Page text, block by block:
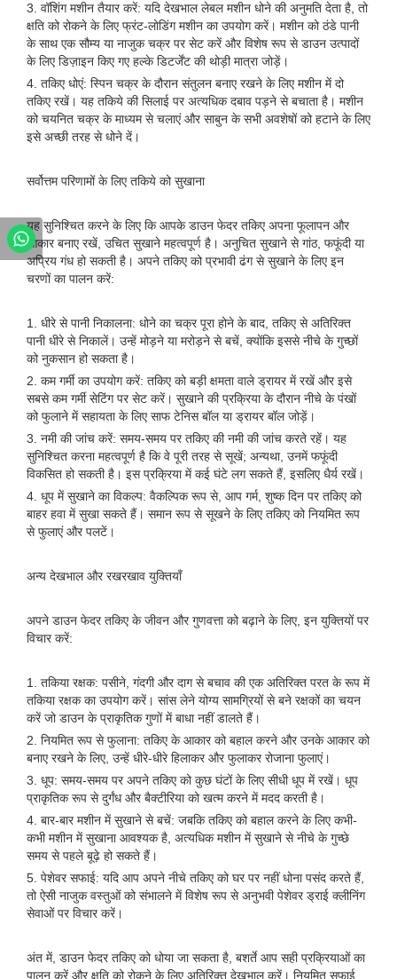
3. वॉशिंग मशीन तैयार करें: यदि देखभाल लेबल मशीन धोने की अनुमति देता है, तो
क्षति को रोकने के लिए फ्रंट-लोडिंग मशीन का उपयोग करें। मशीन को ठंडे पानी
के साथ एक सौम्य या नाजुक चक्र पर सेट करें और विशेष रूप से डाउन उत्पादों
के लिए डिज़ाइन किए गए हल्के डिटर्जेंट की थोड़ी मात्रा जोड़ें।
4. तकिए धोएं: स्पिन चक्र के दौरान संतुलन बनाए रखने के लिए मशीन में दो
तकिए रखें। यह तकिये की सिलाई पर अत्यधिक दबाव पड़ने से बचाता है। मशीन
को चयनित चक्र के माध्यम से चलाएं और साबुन के सभी अवशेषों को हटाने के लिए
इसे अच्छी तरह से धोने दें।
सर्वोत्तम परिणामों के लिए तकिये को सुखाना
यह सुनिश्चित करने के लिए कि आपके डाउन फेदर तकिए अपना फूलापन और
आकार बनाए रखें, उचित सुखाने महत्वपूर्ण है। अनुचित सुखाने से गांठ, फफूंदी या
अप्रिय गंध हो सकती है। अपने तकिए को प्रभावी ढंग से सुखाने के लिए इन
चरणों का पालन करें:
1. धीरे से पानी निकालना: धोने का चक्र पूरा होने के बाद, तकिए से अतिरिक्त
पानी धीरे से निकालें। उन्हें मोड़ने या मरोड़ने से बचें, क्योंकि इससे नीचे के गुच्छों
को नुकसान हो सकता है।
2. कम गर्मी का उपयोग करें: तकिए को बड़ी क्षमता वाले ड्रायर में रखें और इसे
सबसे कम गर्मी सेटिंग पर सेट करें। सुखाने की प्रक्रिया के दौरान नीचे के पंखों
को फुलाने में सहायता के लिए साफ टेनिस बॉल या ड्रायर बॉल जोड़ें।
3. नमी की जांच करें: समय-समय पर तकिए की नमी की जांच करते रहें। यह
सुनिश्चित करना महत्वपूर्ण है कि वे पूरी तरह से सूखें; अन्यथा, उनमें फफूंदी
विकसित हो सकती है। इस प्रक्रिया में कई घंटे लग सकते हैं, इसलिए धैर्य रखें।
4. धूप में सुखाने का विकल्प: वैकल्पिक रूप से, आप गर्म, शुष्क दिन पर तकिए को
बाहर हवा में सुखा सकते हैं। समान रूप से सूखने के लिए तकिए को नियमित रूप
से फुलाएं और पलटें।
अन्य देखभाल और रखरखाव युक्तियाँ
अपने डाउन फेदर तकिए के जीवन और गुणवत्ता को बढ़ाने के लिए, इन युक्तियों पर
विचार करें:
1. तकिया रक्षक: पसीने, गंदगी और दाग से बचाव की एक अतिरिक्त परत के रूप में
तकिया रक्षक का उपयोग करें। सांस लेने योग्य सामग्रियों से बने रक्षकों का चयन
करें जो डाउन के प्राकृतिक गुणों में बाधा नहीं डालते हैं।
2. नियमित रूप से फुलाना: तकिए के आकार को बहाल करने और उनके आकार को
बनाए रखने के लिए, उन्हें धीरे-धीरे हिलाकर और फुलाकर रोजाना फुलाएं।
3. धूप: समय-समय पर अपने तकिए को कुछ घंटों के लिए सीधी धूप में रखें। धूप
प्राकृतिक रूप से दुर्गंध और बैक्टीरिया को खत्म करने में मदद करती है।
4. बार-बार मशीन में सुखाने से बचें: जबकि तकिए को बहाल करने के लिए कभी-
कभी मशीन में सुखाना आवश्यक है, अत्यधिक मशीन में सुखाने से नीचे के गुच्छे
समय से पहले बूढ़े हो सकते हैं।
5. पेशेवर सफाई: यदि आप अपने नीचे तकिए को घर पर नहीं धोना पसंद करते हैं,
तो ऐसी नाजुक वस्तुओं को संभालने में विशेष रूप से अनुभवी पेशेवर ड्राई क्लीनिंग
सेवाओं पर विचार करें।
अंत में, डाउन फेदर तकिए को धोया जा सकता है, बशर्ते आप सही प्रक्रियाओं का
पालन करें और क्षति को रोकने के लिए अतिरिक्त देखभाल करें। नियमित सफाई